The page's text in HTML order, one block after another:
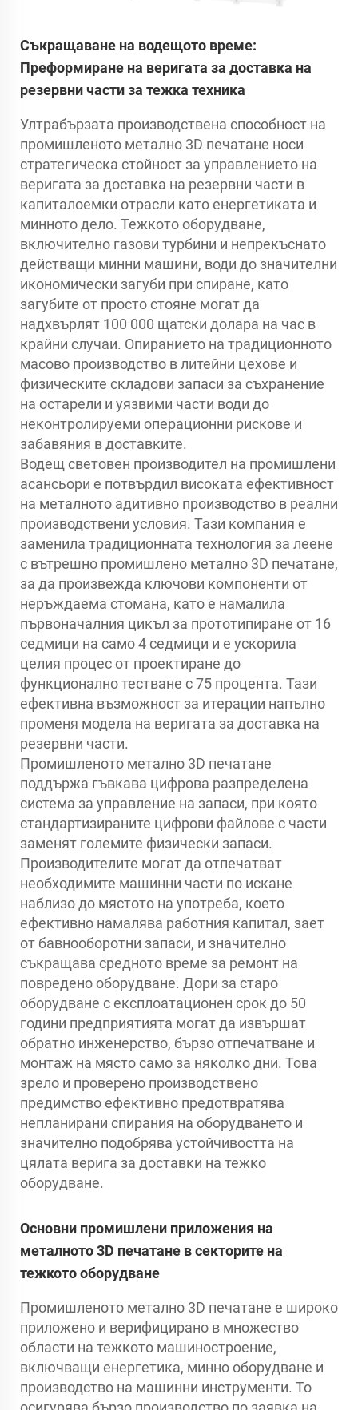
Съкращаване на водещото време:
Преформиране на веригата за доставка на
резервни части за тежка техника
Ултрабързата производствена способност на
промишленото метално 3D печатане носи
стратегическа стойност за управлението на
веригата за доставка на резервни части в
капиталоемки отрасли като енергетиката и
минното дело. Тежкото оборудване,
включително газови турбини и непрекъснато
действащи минни машини, води до значителни
икономически загуби при спиране, като
загубите от просто стояне могат да
надхвърлят 100 000 щатски долара на час в
крайни случаи. Опиранието на традиционното
масово производство в литейни цехове и
физическите складови запаси за съхранение
на остарели и уязвими части води до
неконтролируеми операционни рискове и
забавяния в доставките.
Водещ световен производител на промишлени
асансьори е потвърдил високата ефективност
на металното адитивно производство в реални
производствени условия. Тази компания е
заменила традиционната технология за леене
с вътрешно промишлено метално 3D печатане,
за да произвежда ключови компоненти от
неръждаема стомана, като е намалила
първоначалния цикъл за прототипиране от 16
седмици на само 4 седмици и е ускорила
целия процес от проектиране до
функционално тестване с 75 процента. Тази
ефективна възможност за итерации напълно
променя модела на веригата за доставка на
резервни части.
Промишленото метално 3D печатане
поддържа гъвкава цифрова разпределена
система за управление на запаси, при която
стандартизираните цифрови файлове с части
заменят големите физически запаси.
Производителите могат да отпечатват
необходимите машинни части по искане
наблизо до мястото на употреба, което
ефективно намалява работния капитал, зает
от бавнооборотни запаси, и значително
съкращава средното време за ремонт на
повредено оборудване. Дори за старо
оборудване с експлоатационен срок до 50
години предприятията могат да извършат
обратно инженерство, бързо отпечатване и
монтаж на място само за няколко дни. Това
зрело и проверено производствено
предимство ефективно предотвратява
непланирани спирания на оборудването и
значително подобрява устойчивостта на
цялата верига за доставки на тежко
оборудване.
Основни промишлени приложения на
металното 3D печатане в секторите на
тежкото оборудване
Промишленото метално 3D печатане е широко
приложено и верифицирано в множество
области на тежкото машиностроение,
включващи енергетика, минно оборудване и
производство на машинни инструменти. То